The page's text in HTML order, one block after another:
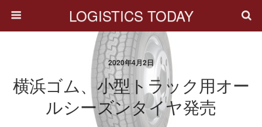
LOGISTICS TODAY
2020年4月2日
横浜ゴム、小型トラック用オー
ルシーズンタイヤ発売